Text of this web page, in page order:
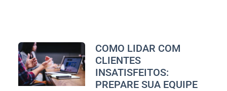
COMO LIDAR COM
CLIENTES
INSATISFEITOS:
PREPARE SUA EQUIPE